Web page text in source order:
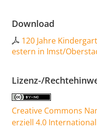
Download
120 Jahre
estern in Imst/
Lizenz-/
Creative Commons
erziell 4.0